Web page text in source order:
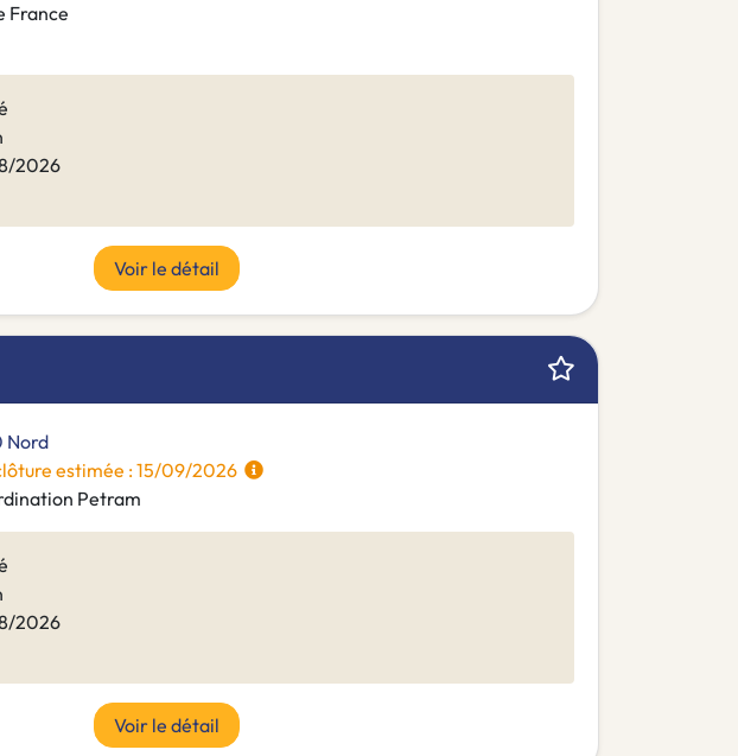
France
2026
Voir le détail
Nord
estimée : 15/09/2026
Petram
2026
Voir le détail